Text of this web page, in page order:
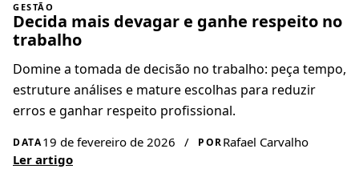
GESTÃO
Decida mais devagar e ganhe respeito no
trabalho
Domine a tomada de decisão no trabalho: peça tempo,
estruture análises e mature escolhas para reduzir
erros e ganhar respeito profissional.
DATA19 de fevereiro de 2026 / PORRafael Carvalho
Ler artigo